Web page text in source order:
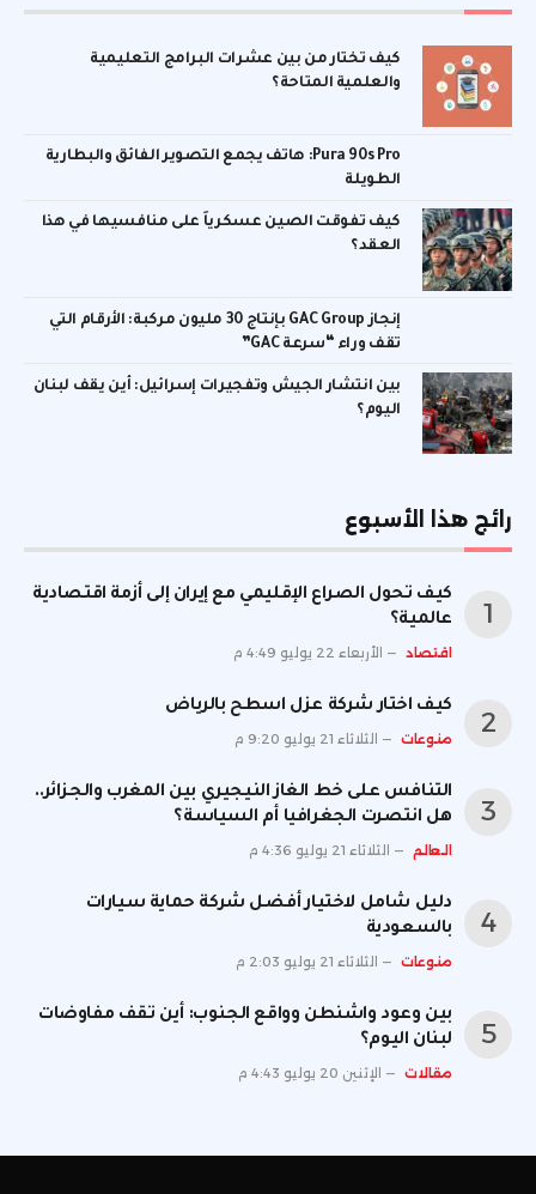
كيف تختار من بين عشرات البرامج التعليمية
والعلمية المتاحة؟
Pura 90s Pro: هاتف يجمع التصوير الفائق والبطارية
الطويلة
كيف تفوقت الصين عسكرياً على منافسيها في هذا
العقد؟
إنجاز GAC Group بإنتاج 30 مليون مركبة: الأرقام التي
تقف وراء “سرعة GAC”
بين انتشار الجيش وتفجيرات إسرائيل: أين يقف لبنان
اليوم؟
رائج هذا الأسبوع
كيف تحول الصراع الإقليمي مع إيران إلى أزمة اقتصادية
عالمية؟
اقتصاد الأربعاء 22 يوليو 4:49 م
كيف اختار شركة عزل اسطح بالرياض
منوعات الثلاثاء 21 يوليو 9:20 م
التنافس على خط الغاز النيجيري بين المغرب والجزائر..
هل انتصرت الجغرافيا أم السياسة؟
العالم الثلاثاء 21 يوليو 4:36 م
دليل شامل لاختيار أفضل شركة حماية سيارات
بالسعودية
منوعات الثلاثاء 21 يوليو 2:03 م
بين وعود واشنطن وواقع الجنوب: أين تقف مفاوضات
لبنان اليوم؟
مقالات الإثنين 20 يوليو 4:43 م